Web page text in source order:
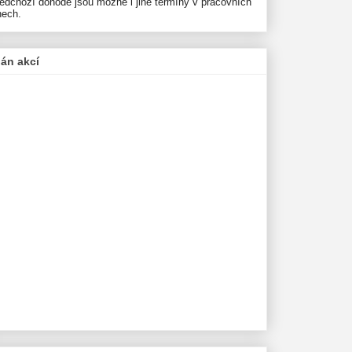
akcí